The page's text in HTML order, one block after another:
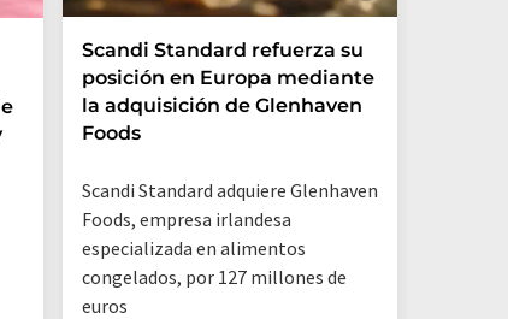
Scandi Standard refuerza su
posición en Europa mediante
la adquisición de Glenhaven
Foods
Scandi Standard adquiere Glenhaven
Foods, empresa irlandesa
especializada en alimentos
congelados, por 127 millones de
euros